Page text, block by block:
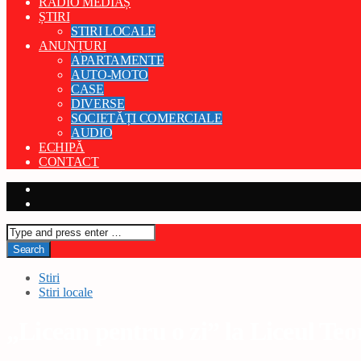
ȘTIRI
STIRI LOCALE
ANUNȚURI
APARTAMENTE
AUTO-MOTO
CASE
DIVERSE
SOCIETĂȚI COMERCIALE
AUDIO
ECHIPĂ
CONTACT
Stiri
Stiri locale